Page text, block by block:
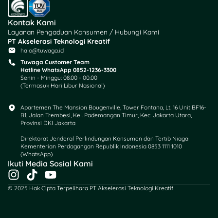
strategi yang tepat.
Di 2025, ia dikenal sebagai
salah satu selebritas
perempuan dengan tarif
endorsement tertinggi di
Indonesia. Sekali posting di
media sosialnya, tarif Luna
bisa mencapai Rp100–200
kerja sama.
Selain itu, ia juga aktif di
dunia bisnis fashion dan
kecantikan. Dengan gaya
hidup yang profesional dan
konsisten menjaga citra
positif, Luna sukses menjadi
Kontak Kami
Layanan Pengaduan Konsumen / Hubungi Kami
PT Akselerasi Teknologi Kreatif
halo@tuwaga.id
Tuwaga Customer Team
Hotline WhatsApp 0852-1236-3300
Senin - Minggu: 08.00 - 00.00
(Termasuk Hari Libur Nasional)
Apartemen The Mansion Bougenville, Tower Fontana, Lt. 16 Unit BF16-
B1, Jalan Trembesi, Kel. Pademangan Timur, Kec. Jakarta Utara,
Provinsi DKI Jakarta
Direktorat Jenderal Perlindungan Konsumen dan Tertib Niaga
Kementerian Perdagangan Republik Indonesia 0853 1111 1010
(WhatsApp)​
Ikuti Media Sosial Kami
I
n
T
i
Y
o
© 2025 Hak Cipta Terpelihara PT Akselerasi Teknologi Kreatif